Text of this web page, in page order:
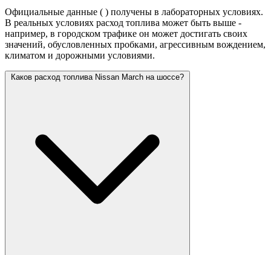
Официальные данные ( ) получены в лабораторных условиях.
В реальных условиях расход топлива может быть выше -
например, в городском трафике он может достигать своих
значений, обусловленных пробками, агрессивным вождением,
климатом и дорожными условиями.
Каков расход топлива Nissan March на шоссе?